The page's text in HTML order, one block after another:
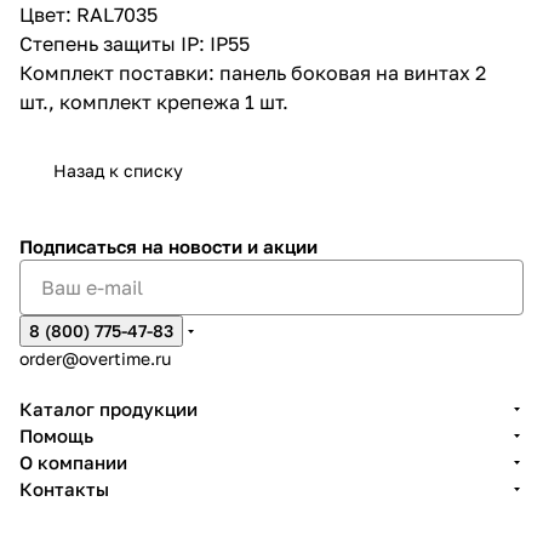
Цвет: RAL7035
Степень защиты IP: IP55
Комплект поставки: панель боковая на винтах 2
шт., комплект крепежа 1 шт.
Назад к списку
Подписаться на новости и акции
8 (800) 775-47-83
order@overtime.ru
Каталог продукции
Помощь
О компании
Контакты